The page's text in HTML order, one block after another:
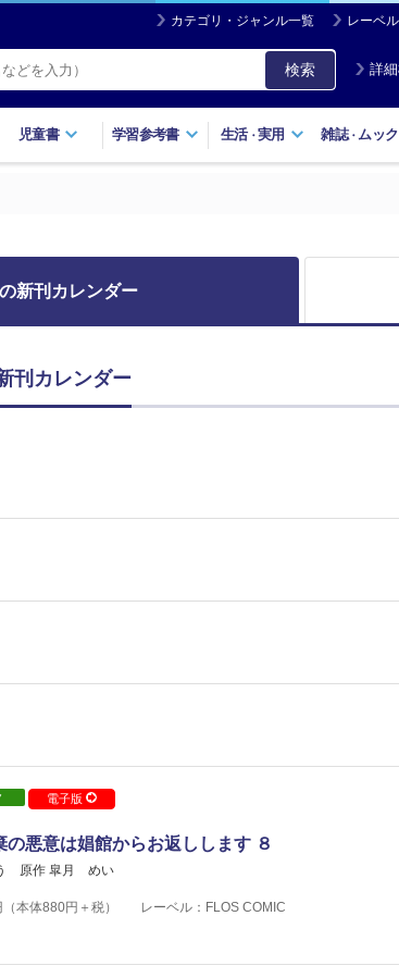
カテゴリ・ジャンル一覧 レーベ
検索 詳
児童書 学習参考書 生活・実用 雑誌・ ムック
新刊カレンダー
刊カレンダー
電子版
の悪意は娼館からお返しします ８
原作 皐月 めい
（本体880円＋税） レーベル：FLOS COMIC